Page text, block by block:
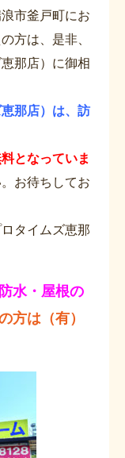
市釜戸町にお
方は、是非、
那店）に御相
那店）は、訪
となっていま
お待ちしてお
タイムズ恵那
水・屋根の
方は（有）